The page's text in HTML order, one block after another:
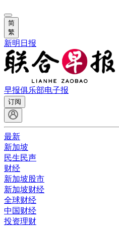
简
繁
新明日报
早报俱乐部电子报
订阅
最新
新加坡
民生民声
财经
新加坡股市
新加坡财经
全球财经
中国财经
投资理财